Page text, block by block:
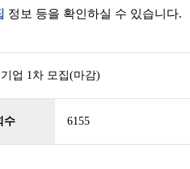
정보 등을 확인하실 수 있습니다.
업 1차 모집(마감)
수 6155